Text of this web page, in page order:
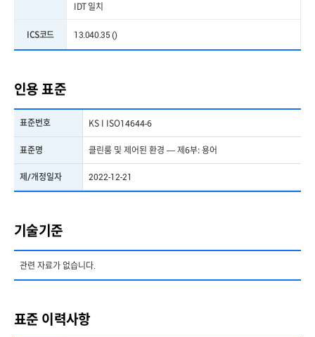
IDT 일치
ICS코드 13.040.35 ()
인용 표준
표준번호 KS I ISO14644-6
표준명 클린룸 및 제어된 환경 — 제6부: 용어
제/개정일자 2022-12-21
기술기준
관련 자료가 없습니다.
표준 이력사항